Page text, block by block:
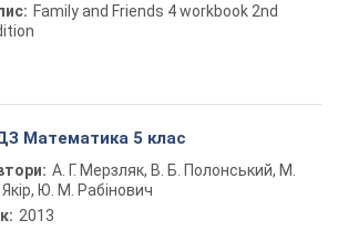
Family and Friends 4 workbook 2nd
Математика 5 клас
А. Г. Мерзляк, В. Б. Полонський, М.
Ю. М. Рабінович
2013